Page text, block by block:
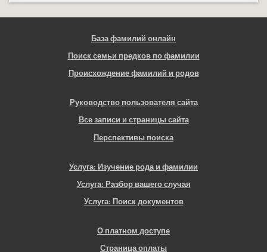
База фамилий онлайн
Поиск семьи предков по фамилии
Происхождение фамилий и родов
Руководство пользователя сайта
Все записи и страницы сайта
Перспективы поиска
Услуга: Изучение рода и фамилии
Услуга: Разбор вашего случая
Услуга: Поиск документов
О платном доступе
Страница оплаты